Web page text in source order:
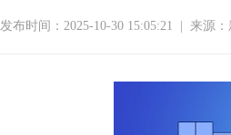
发布时间：2025-10-30 15:05:21 来源：